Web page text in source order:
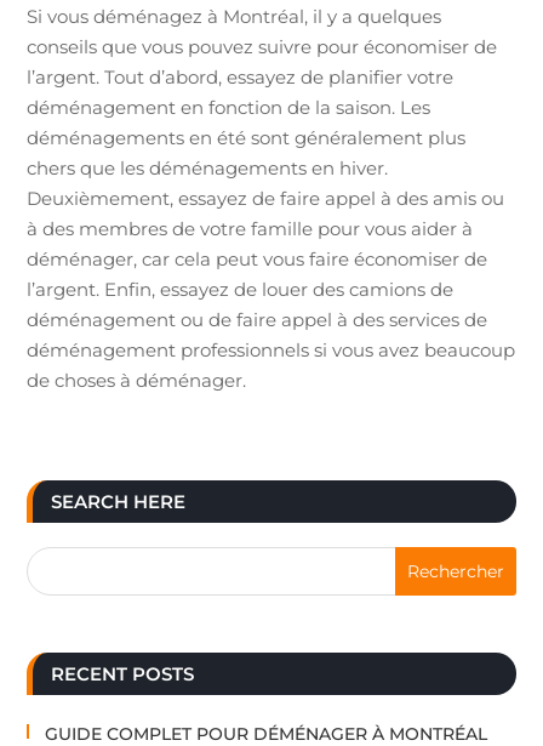
Si vous déménagez à Montréal, il y a quelques
conseils que vous pouvez suivre pour économiser de
l’argent. Tout d’abord, essayez de planifier votre
déménagement en fonction de la saison. Les
déménagements en été sont généralement plus
chers que les déménagements en hiver.
Deuxièmement, essayez de faire appel à des amis ou
à des membres de votre famille pour vous aider à
déménager, car cela peut vous faire économiser de
l’argent. Enfin, essayez de louer des camions de
déménagement ou de faire appel à des services de
déménagement professionnels si vous avez beaucoup
de choses à déménager.
SEARCH HERE
RECENT POSTS
GUIDE COMPLET POUR DÉMÉNAGER À MONTRÉAL